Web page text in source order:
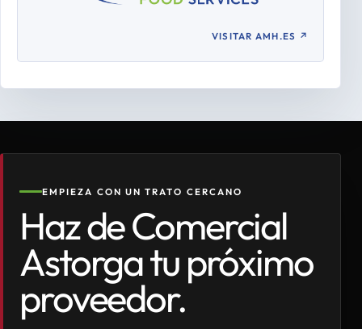
VISITAR AMH.ES ↗
EMPIEZA CON UN TRATO CERCANO
Haz de Comercial
Astorga tu próximo
proveedor.